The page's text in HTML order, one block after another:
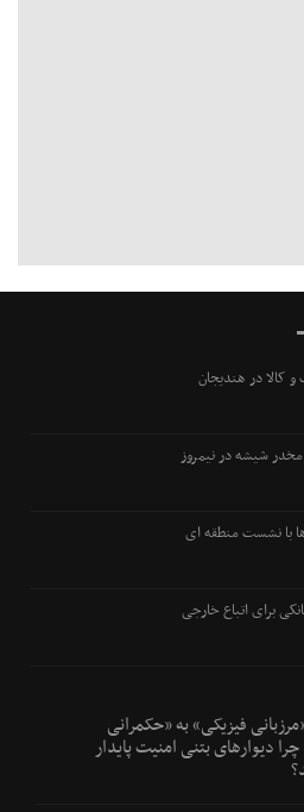
در هندیجان
با نشست منطقه ای
برای اتباع خارجی
فیزیکی» به «حکمرانی
دیوارهای بتنی امنیت پایدار